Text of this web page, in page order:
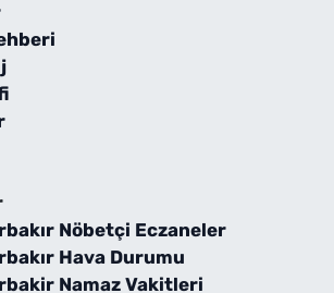
Nöbetçi Eczaneler
Hava Durumu
Namaz Vakitleri